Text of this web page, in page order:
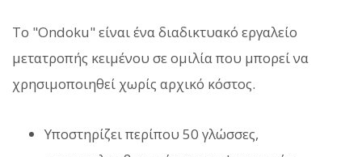
Το "Ondoku" είναι ένα διαδικτυακό εργαλείο
μετατροπής κειμένου σε ομιλία που μπορεί να
χρησιμοποιηθεί χωρίς αρχικό κόστος.
Υποστηρίζει περίπου 50 γλώσσες,